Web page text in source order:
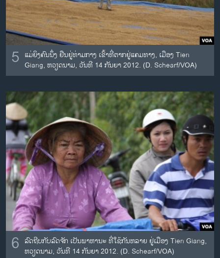
ວີດີໂອ
ສຽງ
ລາຍການກະຈາຍສຽງ
ລາຍງານ
ຕິດຕາມພວກເຮົາ ທີ່
ພາສາຕ່າງໆ
5 ແມ່ຍິງຄົນນຶ່ງ ຢືນຢູ່ທ່າມກາງ ເຂົ້າທີ່ຕາກຢູ່ແຄມທາງ, ເມືອງ Tien
Giang, ຫວຽດນາມ, ວັນທີ 14 ກັນຍາ 2012. (D. Schearf/VOA)
6 ລົດຖີບກັບລົດຈັກ ເປັນພາຫານະ ທີ່ໃຊ້ກັນຫລາຍ ຢູ່ເມືອງ Tien Giang,
ຫວຽດນາມ, ວັນທີ 14 ກັນຍາ 2012. (D. Schearf/VOA)